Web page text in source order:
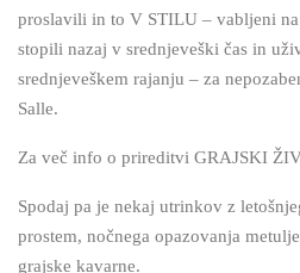
proslavili in to V STILU – vabljeni
stopili nazaj v srednjeveški čas in
srednjeveškem rajanju – za
Salle.
Za več info o prireditvi GRAJSKI
Spodaj pa je nekaj utrinkov z
prostem, nočnega opazovanja
grajske kavarne.